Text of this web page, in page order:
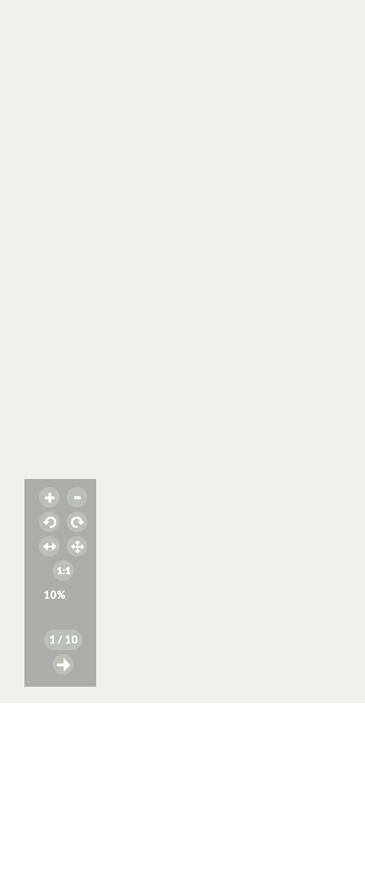
10%
1 / 10